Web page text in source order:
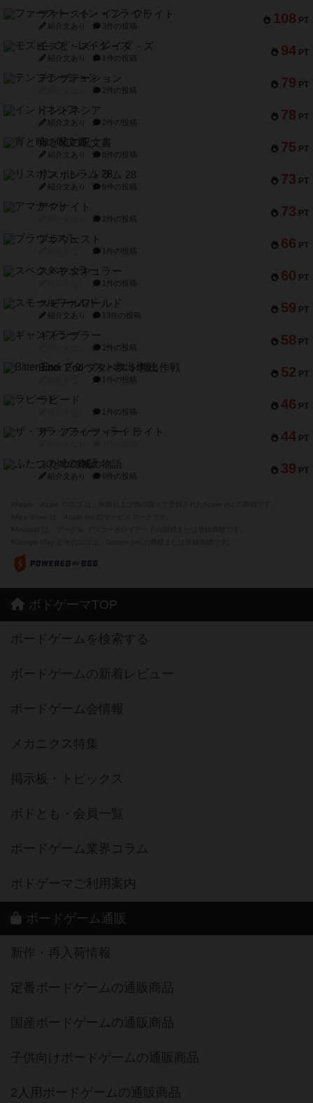
108 PT
ファースト・イン・フライト
紹介文あり 3件の投稿
94 PT
モズビ－ズ・レイダ－ズ
紹介文あり 1件の投稿
79 PT
テンプテーション
2件の投稿
78 PT
インドネシア
紹介文あり 2件の投稿
75 PT
宵と暁の呪文書
紹介文あり 8件の投稿
73 PT
リスボン・トラム 28
紹介文あり 9件の投稿
73 PT
アマナイト
1件の投稿
66 PT
ブラヴェスト
1件の投稿
60 PT
スペクタキュラー
1件の投稿
59 PT
スモールワールド
紹介文あり 13件の投稿
58 PT
ギャンブラー
2件の投稿
52 PT
Bitter End ブタペスト救出作戦
1件の投稿
46 PT
ラピード
1件の投稿
44 PT
ザ・フラッフィー・ライト
39 PT
ふたつの城の物語
紹介文あり 6件の投稿
ボドゲーマTOP
ボードゲームを検索する
ボードゲームの新着レビュー
ボードゲーム会情報
メカニクス特集
掲示板・トピックス
ボドとも・会員一覧
ボードゲーム業界コラム
ボドゲーマご利用案内
ボードゲーム通販
新作・再入荷情報
定番ボードゲームの通販商品
国産ボードゲームの通販商品
子供向けボードゲームの通販商品
2人用ボードゲームの通販商品